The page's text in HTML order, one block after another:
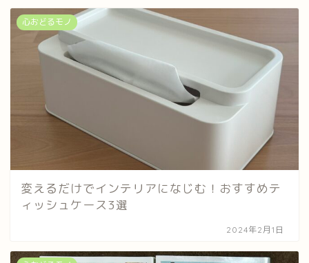
心おどるモノ
変えるだけでインテリアになじむ！おすすめテ
ィッシュケース3選
2024年2月1日